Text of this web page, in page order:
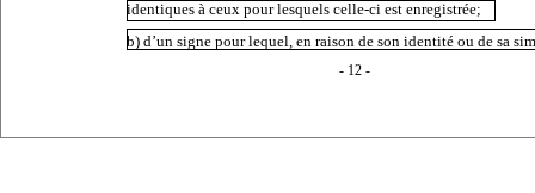
identiques à ceux pour lesquels celle-ci est enregistrée;
b) d’un signe pour lequel, en raison de son identité ou de sa
- 12 -